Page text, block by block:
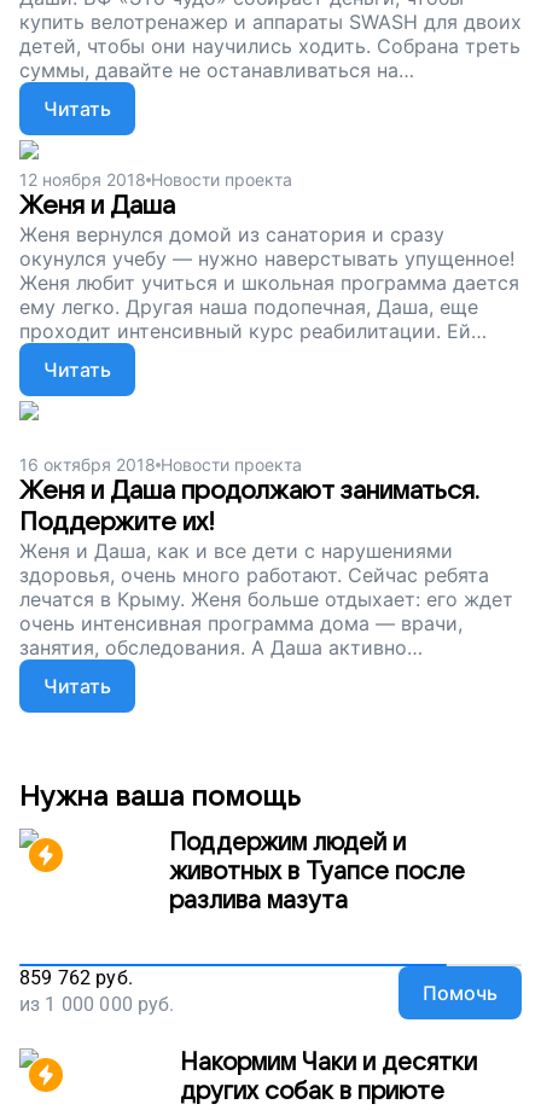
купить велотренажер и аппараты SWASH для двоих
детей, чтобы они научились ходить. Собрана треть
суммы, давайте не останавливаться на
достигнутом! Поддержите наш проект!
Читать
12 ноября 2018 Новости проекта
Женя и Даша
Женя вернулся домой из санатория и сразу
окунулся учебу — нужно наверстывать упущенное!
Женя любит учиться и школьная программа дается
ему легко. Другая наша подопечная, Даша, еще
проходит интенсивный курс реабилитации. Ей
нужна постоянная физическая нагрузка, как и
Жене. Поэтому мы собираем деньги на
специальные тренажеры, чтобы ребята
занимались, укрепляли мышцы и возвращали себе
назад то, что отняла болезнь. Поддержите наш
проект!
Читать
16 октября 2018 Новости проекта
Женя и Даша продолжают заниматься.
Поддержите их!
Женя и Даша, как и все дети с нарушениями
здоровья, очень много работают. Сейчас ребята
лечатся в Крыму. Женя больше отдыхает: его ждет
очень интенсивная программа дома — врачи,
занятия, обследования. А Даша активно
занимается с логопедом, дефектологом,
инструктором по лечебной физкультуре. А мы
продолжаем собирать деньги, чтобы купить
пойти своими ногами, поддержите наш проект.
Читать
Нужна ваша помощь
Поддержим людей и
животных в Туапсе после
разлива мазута
859 762 руб.
из 1 000 000 руб. Помочь
Накормим Чаки и десятки
других собак в приюте